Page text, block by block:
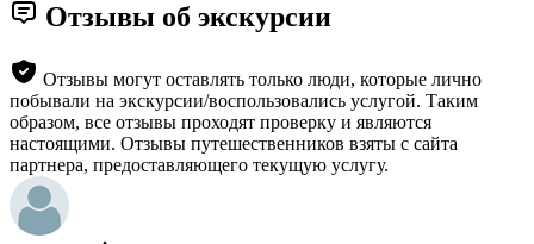
Отзывы об экскурсии
Отзывы могут оставлять только люди, которые лично
побывали на экскурсии/воспользовались услугой. Таким
образом, все отзывы проходят проверку и являются
настоящими. Отзывы путешественников взяты с сайта
партнера, предоставляющего текущую услугу.